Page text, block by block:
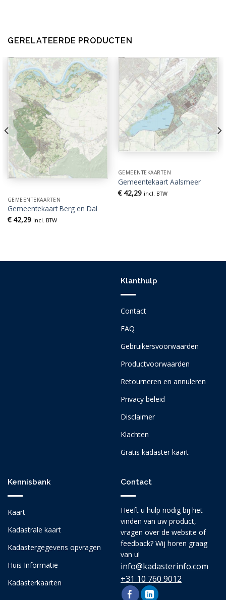
GERELATEERDE PRODUCTEN
GEMEENTEKAARTEN
Gemeentekaart Berg en Dal
€42,29 incl. BTW
GEMEENTEKAARTEN
Gemeentekaart Aalsmeer
€42,29 incl. BTW
Klanthulp
Contact
FAQ
Gebruikersvoorwaarden
Productvoorwaarden
Retourneren en annuleren
Privacy beleid
Disclaimer
Klachten
Gratis kadaster kaart
Kennisbank
Kaart
Kadastrale kaart
Kadastergegevens opvragen
Huis Informatie
Kadasterkaarten
Contact
Heeft u hulp nodig bij het
vinden van uw product,
vragen over de website of
feedback? Wij horen graag
van u!
info@kadasterinfo.com
+31 10 760 9012